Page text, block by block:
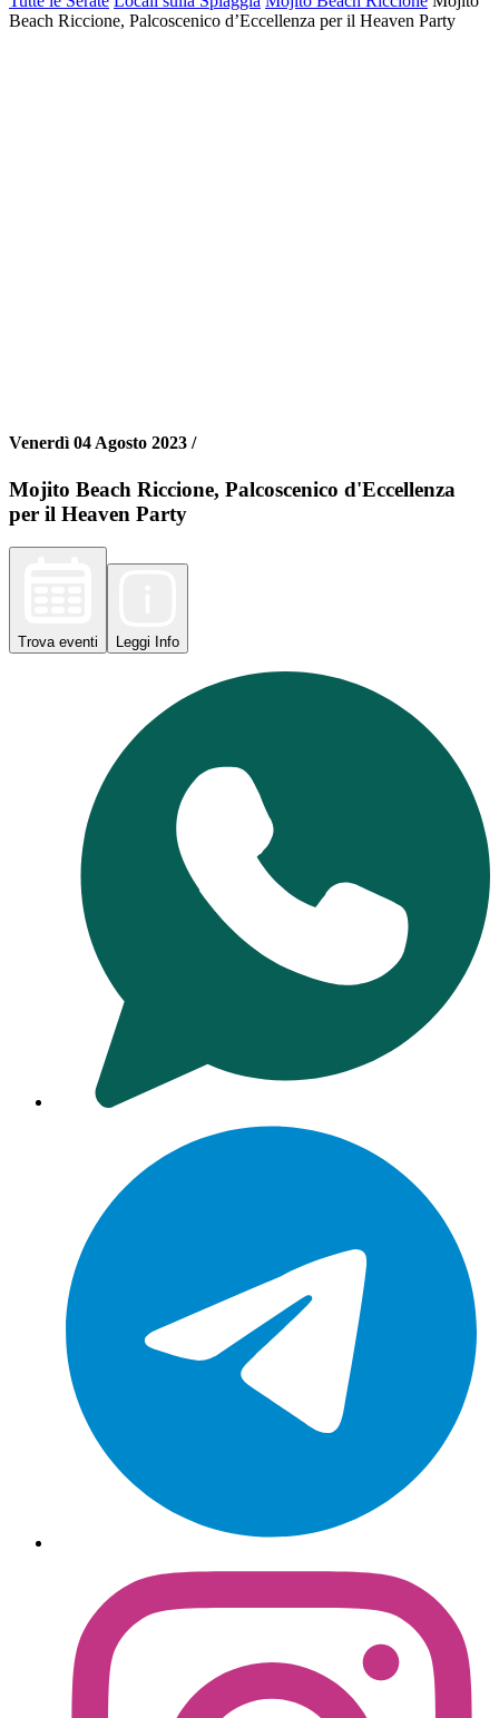
Beach Riccione, Palcoscenico d’Eccellenza per il Heaven Party
Venerdì 04 Agosto 2023 /
Mojito Beach Riccione, Palcoscenico d'Eccellenza
per il Heaven Party
Trova eventi Leggi Info